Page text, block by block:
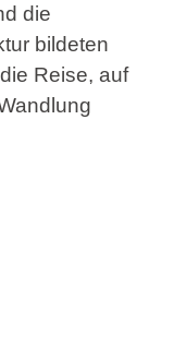
die
bildeten
Reise, auf